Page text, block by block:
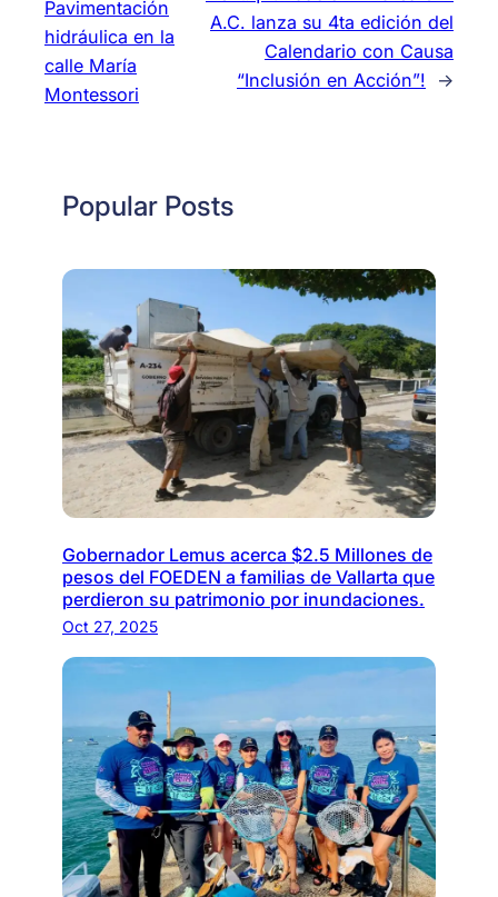
Pavimentación
hidráulica en la
calle María
Montessori
A.C. lanza su 4ta edición del
Calendario con Causa
“Inclusión en Acción”!
→
Popular Posts
Gobernador Lemus acerca $2.5 Millones de
pesos del FOEDEN a familias de Vallarta que
perdieron su patrimonio por inundaciones.
Oct 27, 2025